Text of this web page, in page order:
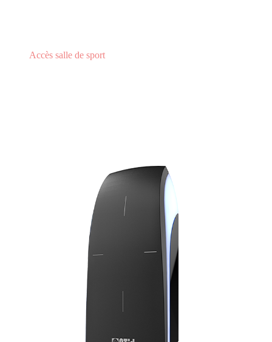
Accès salle de sport